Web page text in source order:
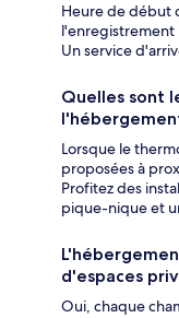
Heure de début
l'enregistrement
Un service
Quelles sont
Lorsque le
proposées à
Profitez des
pique-nique et
d'espaces
Oui, chaque